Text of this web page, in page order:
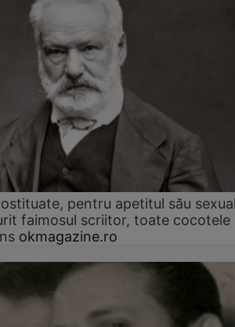
pentru apetitul său
faimosul scriitor, toate cocotele
okmagazine.ro